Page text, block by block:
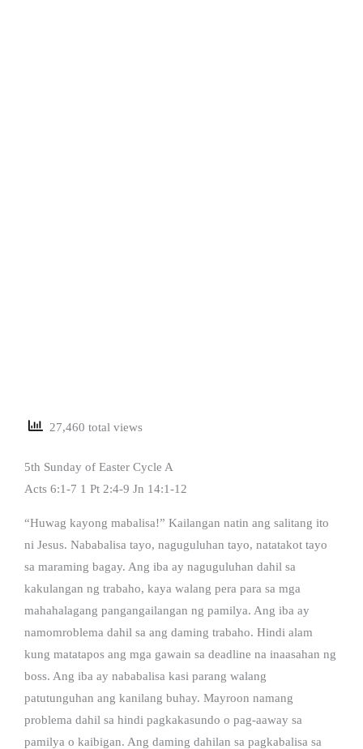
27,460 total views
5th Sunday of Easter Cycle A
Acts 6:1-7 1 Pt 2:4-9 Jn 14:1-12
“Huwag kayong mabalisa!” Kailangan natin ang salitang ito
ni Jesus. Nababalisa tayo, naguguluhan tayo, natatakot tayo
sa maraming bagay. Ang iba ay naguguluhan dahil sa
kakulangan ng trabaho, kaya walang pera para sa mga
mahahalagang pangangailangan ng pamilya. Ang iba ay
namomroblema dahil sa ang daming trabaho. Hindi alam
kung matatapos ang mga gawain sa deadline na inaasahan ng
boss. Ang iba ay nababalisa kasi parang walang
patutunguhan ang kanilang buhay. Mayroon namang
problema dahil sa hindi pagkakasundo o pag-aaway sa
pamilya o kaibigan. Ang daming dahilan sa pagkabalisa sa